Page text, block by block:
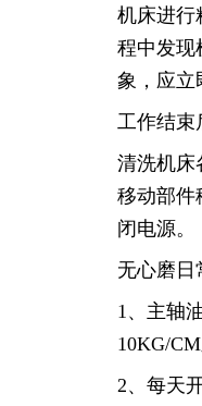
机床进行
程中发现
象，应立
工作结束
清洗机床
移动部件
闭电源。
无心磨日
1、主轴
10KG/CM
2、每天